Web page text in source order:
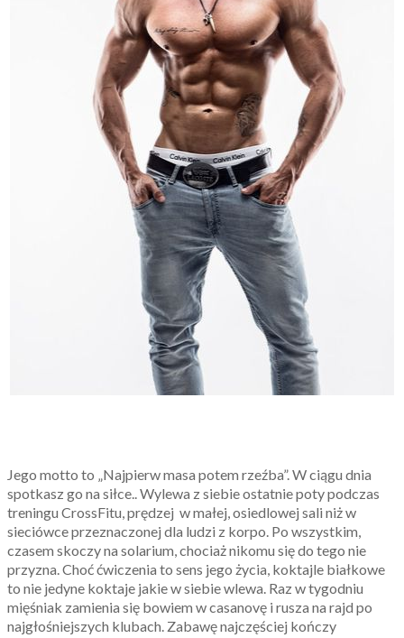
Jego motto to „Najpierw masa potem rzeźba”. W ciągu dnia
spotkasz go na siłce.. Wylewa z siebie ostatnie poty podczas
treningu CrossFitu, prędzej w małej, osiedlowej sali niż w
sieciówce przeznaczonej dla ludzi z korpo. Po wszystkim,
czasem skoczy na solarium, chociaż nikomu się do tego nie
przyzna. Choć ćwiczenia to sens jego życia, koktajle białkowe
to nie jedyne koktaje jakie w siebie wlewa. Raz w tygodniu
mięśniak zamienia się bowiem w casanovę i rusza na rajd po
najgłośniejszych klubach. Zabawę najczęściej kończy